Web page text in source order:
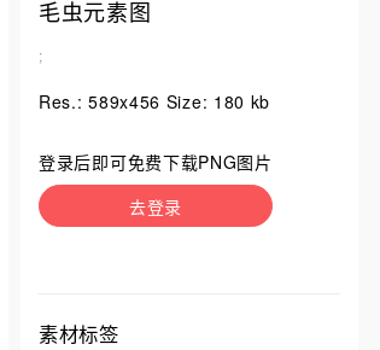
毛虫元素图
;
Res.: 589x456 Size: 180 kb
登录后即可免费下载PNG图片
去登录
素材标签